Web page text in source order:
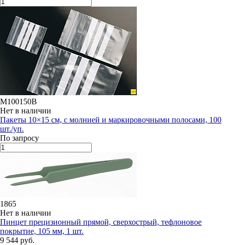
M100150B
Нет в наличии
Пакеты 10×15 см, с молнией и маркировочными полосами, 100
шт./уп.
По запросу
1865
Нет в наличии
Пинцет прецизионный прямой, сверхострый, тефлоновое
покрытие, 105 мм, 1 шт.
9 544 руб.